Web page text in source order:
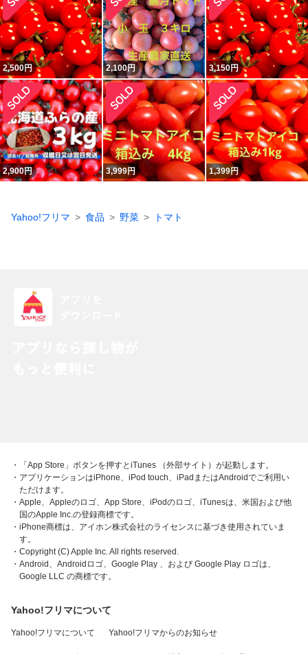
2,500円 2,100円 3,150円
2,900円 3,999円 1,399円
Yahoo!フリマ 食品 野菜 トマト
・「App Store」ボタンを押すとiTunes （外部サイト）が起動します。
・アプリケーションはiPhone、iPod touch、iPadまたはAndroidでご利用い
ただけます。
・Apple、Appleのロゴ、App Store、iPodのロゴ、iTunesは、米国および他
国のApple Inc.の登録商標です。
・iPhone商標は、アイホン株式会社のライセンスに基づき使用されていま
す。
・Copyright (C) Apple Inc. All rights reserved.
・Android、Androidロゴ、Google Play 、および Google Play ロゴは、
Google LLC の商標です。
Yahoo!フリマについて
Yahoo!フリマについて Yahoo!フリマからのお知らせ